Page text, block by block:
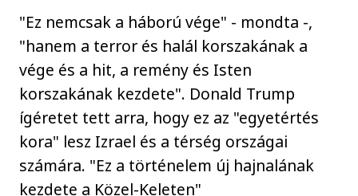
"Ez nemcsak a háború vége" - mondta -,
"hanem a terror és halál korszakának a
vége és a hit, a remény és Isten
korszakának kezdete". Donald Trump
ígéretet tett arra, hogy ez az "egyetértés
kora" lesz Izrael és a térség országai
számára. "Ez a történelem új hajnalának
kezdete a Közel-Keleten"